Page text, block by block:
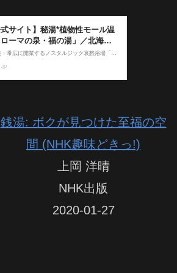
銭湯: ボクが見つけた至福の空
間 (NHK趣味どきっ!)
上岡 洋晴
NHK出版
2020-01-27